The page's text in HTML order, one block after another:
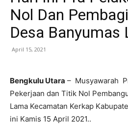
Nol Dan
Desa Banyumas
April 15, 2021
Bengkulu Utara – Musyawarah
Pekerjaan dan Titik Nol
Lama Kecamatan Kerkap
ini Kamis 15 April 2021..